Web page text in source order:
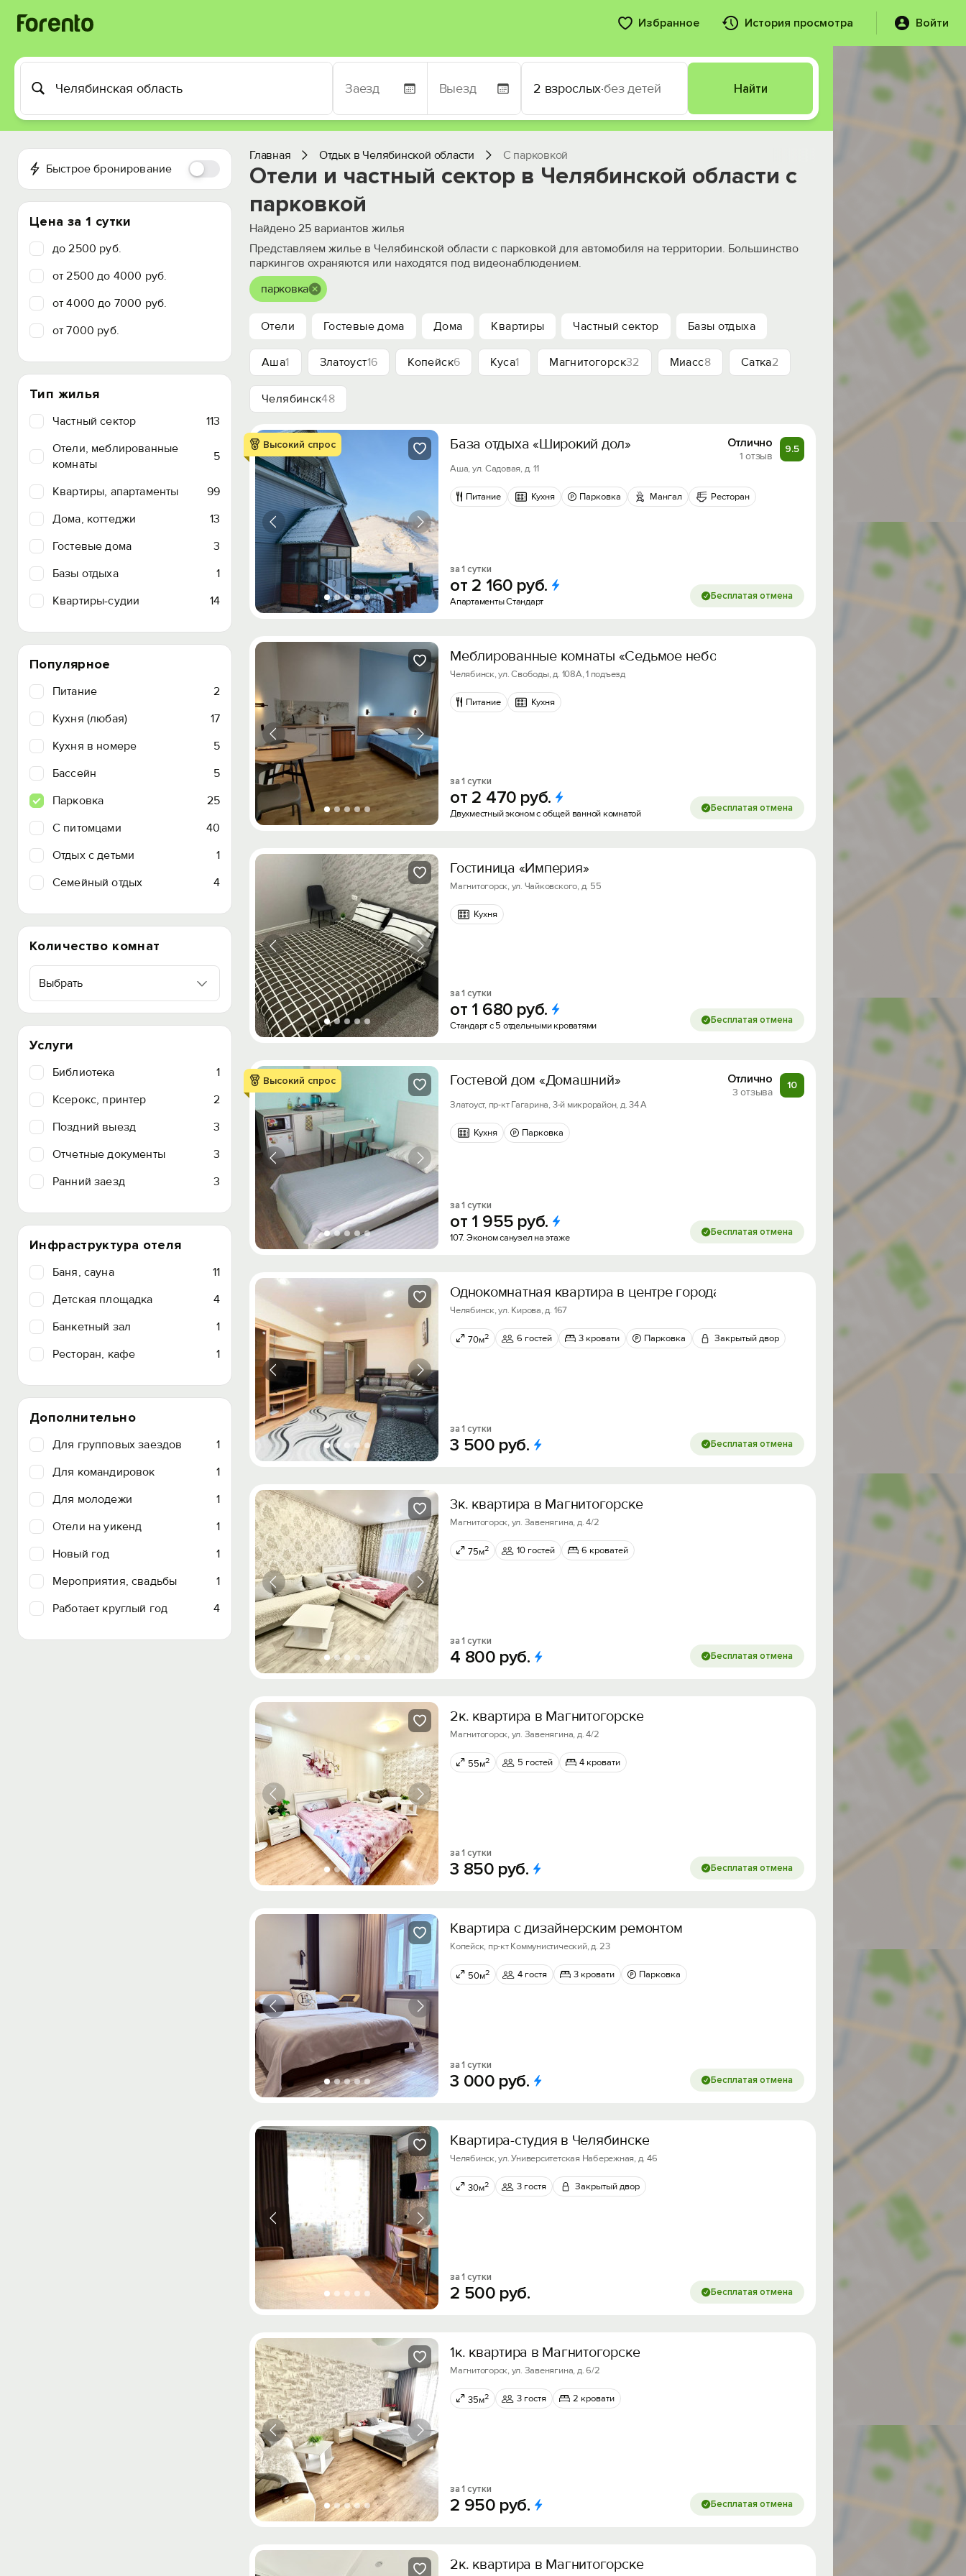
Избранное История просмотра Войти
2 взрослых·без детей Найти
Быстрое бронирование
Цена за 1 сутки
до 2500 руб.
от 2500 до 4000 руб.
от 4000 до 7000 руб.
от 7000 руб.
Тип жилья
Частный сектор
113
Отели, меблированные
комнаты
5
Квартиры, апартаменты
99
Дома, коттеджи
13
Гостевые дома
3
Базы отдыха
1
Квартиры-судии
14
Популярное
Питание
2
Кухня (любая)
17
Кухня в номере
5
Бассейн
5
Парковка
25
C питомцами
40
Отдых с детьми
1
Семейный отдых
4
Количество комнат
Выбрать
Услуги
Библиотека
1
Ксерокс, принтер
2
Поздний выезд
3
Отчетные документы
3
Ранний заезд
3
Инфраструктура отеля
Баня, сауна
11
Детская площадка
4
Банкетный зал
1
Ресторан, кафе
1
Дополнительно
Для групповых заездов
1
Для командировок
1
Для молодежи
1
Отели на уикенд
1
Новый год
1
Мероприятия, свадьбы
1
Работает круглый год
4
Главная Отдых в Челябинской области С парковкой
Отели и частный сектор в Челябинской области с
парковкой
Найдено 25 вариантов жилья
Представляем жилье в Челябинской области с парковкой для автомобиля на территории. Большинство
паркингов охраняются или находятся под видеонаблюдением.
парковка
Отели Гостевые дома Дома Квартиры Частный сектор Базы отдыха
Аша1 Златоуст16 Копейск6 Куса1 Магнитогорск32 Миасс8 Сатка2
Челябинск48
Высокий спрос База отдыха «Широкий дол» Отлично
1 отзыв
9.5
Аша, ул. Садовая, д. 11
Питание Кухня Парковка Мангал Ресторан
за 1 сутки
от 2 160 руб.
Апартаменты Стандарт Бесплатая отмена
Меблированные комнаты «Седьмое небо»
Челябинск, ул. Свободы, д. 108А, 1 подъезд
Питание Кухня
за 1 сутки
от 2 470 руб.
Двухместный эконом с общей ванной комнатой Бесплатая отмена
Гостиница «Империя»
Магнитогорск, ул. Чайковского, д. 55
Кухня
за 1 сутки
от 1 680 руб.
Стандарт с 5 отдельными кроватями Бесплатая отмена
Высокий спрос Гостевой дом «Домашний» Отлично
3 отзыва
10
Златоуст, пр-кт Гагарина, 3-й микрорайон, д. 34 А
Кухня Парковка
за 1 сутки
от 1 955 руб.
107. Эконом санузел на этаже Бесплатая отмена
Однокомнатная квартира в центре города
Челябинск, ул. Кирова, д. 167
70м2 6 гостей 3 кровати Парковка Закрытый двор
за 1 сутки
3 500 руб. Бесплатая отмена
3к. квартира в Магнитогорске
Магнитогорск, ул. Завенягина, д. 4/2
75м2 10 гостей 6 кроватей
за 1 сутки
4 800 руб. Бесплатая отмена
2к. квартира в Магнитогорске
Магнитогорск, ул. Завенягина, д. 4/2
55м2 5 гостей 4 кровати
за 1 сутки
3 850 руб. Бесплатая отмена
Квартирa с дизaйнеpским ремонтом
Копейск, пр-кт Коммунистический, д. 23
50м2 4 гостя 3 кровати Парковка
за 1 сутки
3 000 руб. Бесплатая отмена
Квартира-студия в Челябинске
Челябинск, ул. Университетская Набережная, д. 46
30м2 3 гостя Закрытый двор
за 1 сутки
2 500 руб. Бесплатая отмена
1к. квартира в Магнитогорске
Магнитогорск, ул. Завенягина, д. 6/2
35м2 3 гостя 2 кровати
за 1 сутки
2 950 руб. Бесплатая отмена
2к. квартира в Магнитогорске